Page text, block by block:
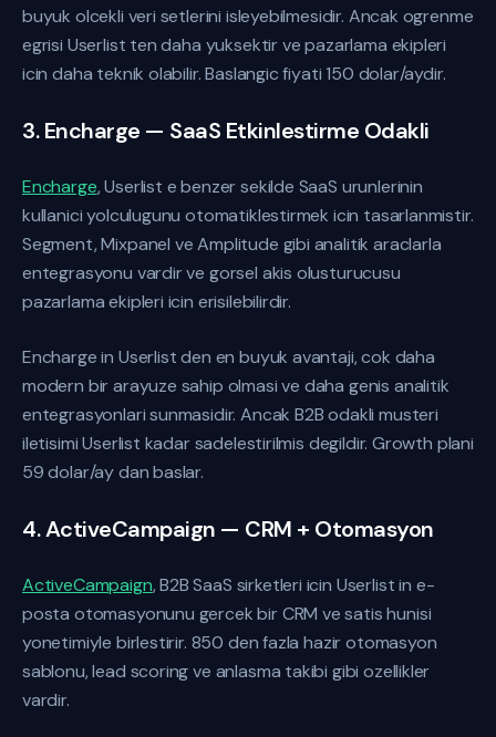
buyuk olcekli veri setlerini isleyebilmesidir. Ancak ogrenme
egrisi Userlist ten daha yuksektir ve pazarlama ekipleri
icin daha teknik olabilir. Baslangic fiyati 150 dolar/aydir.
3. Encharge — SaaS Etkinlestirme Odakli
Encharge, Userlist e benzer sekilde SaaS urunlerinin
kullanici yolculugunu otomatiklestirmek icin tasarlanmistir.
Segment, Mixpanel ve Amplitude gibi analitik araclarla
entegrasyonu vardir ve gorsel akis olusturucusu
pazarlama ekipleri icin erisilebilirdir.
Encharge in Userlist den en buyuk avantaji, cok daha
modern bir arayuze sahip olmasi ve daha genis analitik
entegrasyonlari sunmasidir. Ancak B2B odakli musteri
iletisimi Userlist kadar sadelestirilmis degildir. Growth plani
59 dolar/ay dan baslar.
4. ActiveCampaign — CRM + Otomasyon
ActiveCampaign, B2B SaaS sirketleri icin Userlist in e-
posta otomasyonunu gercek bir CRM ve satis hunisi
yonetimiyle birlestirir. 850 den fazla hazir otomasyon
sablonu, lead scoring ve anlasma takibi gibi ozellikler
vardir.